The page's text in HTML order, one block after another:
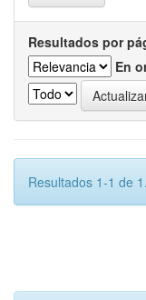
Resultados por
En
Resultados 1-1 de 1.